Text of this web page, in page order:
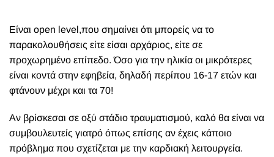
Είναι open level,που σημαίνει ότι μπορείς να το
παρακολουθήσεις είτε είσαι αρχάριος, είτε σε
προχωρημένο επίπεδο. Όσο για την ηλικία οι μικρότερες
είναι κοντά στην εφηβεία, δηλαδή περίπου 16-17 ετών και
φτάνουν μέχρι και τα 70!
Αν βρίσκεσαι σε οξύ στάδιο τραυματισμού, καλό θα είναι να
συμβουλευτείς γιατρό όπως επίσης αν έχεις κάποιο
πρόβλημα που σχετίζεται με την καρδιακή λειτουργεία.